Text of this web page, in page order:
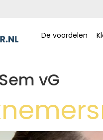
De voordelen
Sem vG